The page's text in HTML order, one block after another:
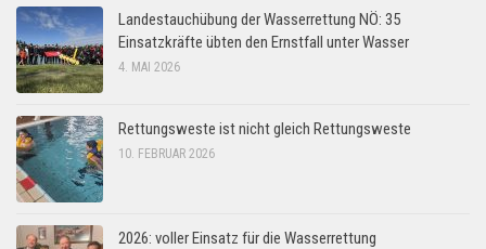
Landestauchübung der Wasserrettung NÖ: 35
Einsatzkräfte übten den Ernstfall unter Wasser
4. MAI 2026
Rettungsweste ist nicht gleich Rettungsweste
10. FEBRUAR 2026
2026: voller Einsatz für die Wasserrettung